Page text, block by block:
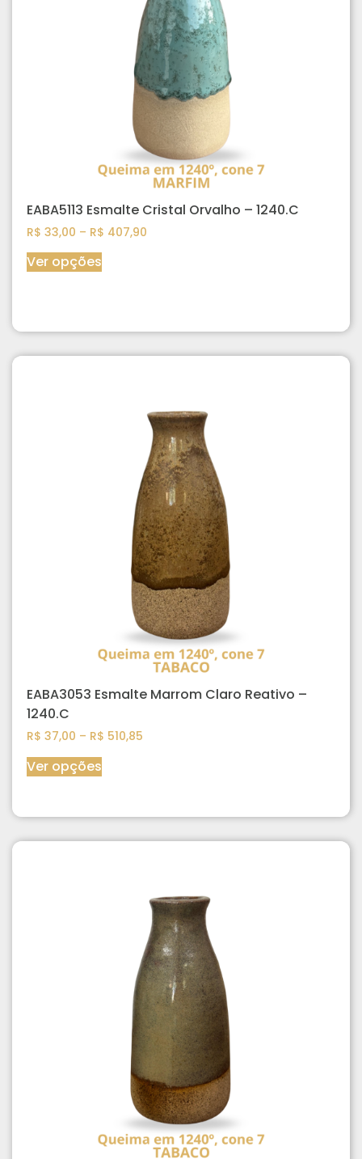
EABA5113 Esmalte Cristal Orvalho – 1240.C
R$ 33,00 – R$ 407,90
Ver opções
EABA3053 Esmalte Marrom Claro Reativo –
1240.C
R$ 37,00 – R$ 510,85
Ver opções